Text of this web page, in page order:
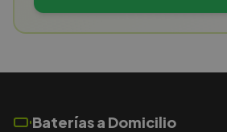
Baterías a Domicilio